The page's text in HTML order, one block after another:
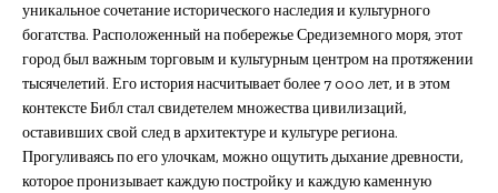
уникальное сочетание исторического наследия и культурного
богатства. Расположенный на побережье Средиземного моря, этот
город был важным торговым и культурным центром на протяжении
тысячелетий. Его история насчитывает более 7 000 лет, и в этом
контексте Библ стал свидетелем множества цивилизаций,
оставивших свой след в архитектуре и культуре региона.
Прогуливаясь по его улочкам, можно ощутить дыхание древности,
которое пронизывает каждую постройку и каждую каменную